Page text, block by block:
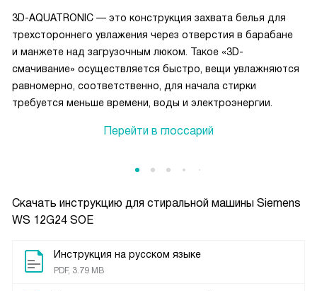
Скачать инструкцию для стиральной машины Siemens
WS 12G24 SOE
Инструкция на русском языке
PDF, 3.79 MB
3D-AQUATRONIC — это конструкция захвата белья для
трехстороннего увлажения через отверстия в барабане
и манжете над загрузочным люком. Такое «3D-
смачивание» осуществляется быстро, вещи увлажняются
равномерно, соответственно, для начала стирки
требуется меньше времени, воды и электроэнергии.
Перейти в глоссарий